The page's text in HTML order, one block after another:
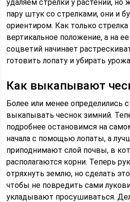
удаляем стрелки у растений, но
пару штук со стрелками, они и
ориентиром. Как только
вертикальное положение, а на
соцветий начинает
готовить лопату и убирать
Как выкапывают
Более или менее определились
выкапывать чеснок зимний.
подробнее остановимся на
начала с помощью лопаты, а
приподнимают слой почвы, в
располагаются корни. Теперь
отряхнуть землю, но сделать
чтобы не повредить сами
укладывают просушиваться.